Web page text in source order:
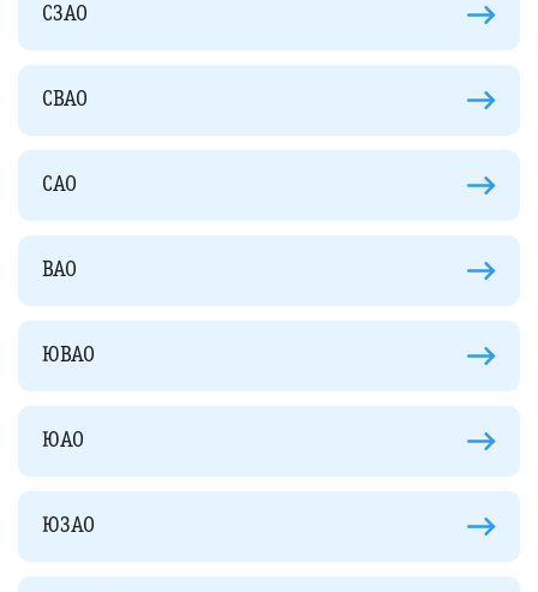
СЗАО
СВАО
САО
ВАО
ЮВАО
ЮАО
ЮЗАО